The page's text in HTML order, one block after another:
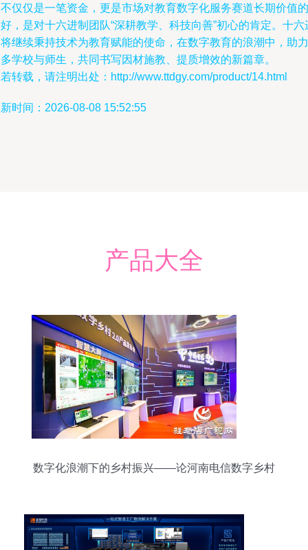
仅仅是一笔资金，更是市场对教育数字化服务赛道长期价值的
，是对十六进制团队“深耕教学、科技向善”初心的肯定。十六
继续秉持技术为教育赋能的使命，在数字教育的浪潮中，助力
学校与师生，共同书写因材施教、提质增效的新篇章。
转载，请注明出处：http://www.ttdgy.com/product/14.html
时间：2026-08-08 15:52:55
产品大全
数字化浪潮下的乡村振兴——论河南电信数字乡村